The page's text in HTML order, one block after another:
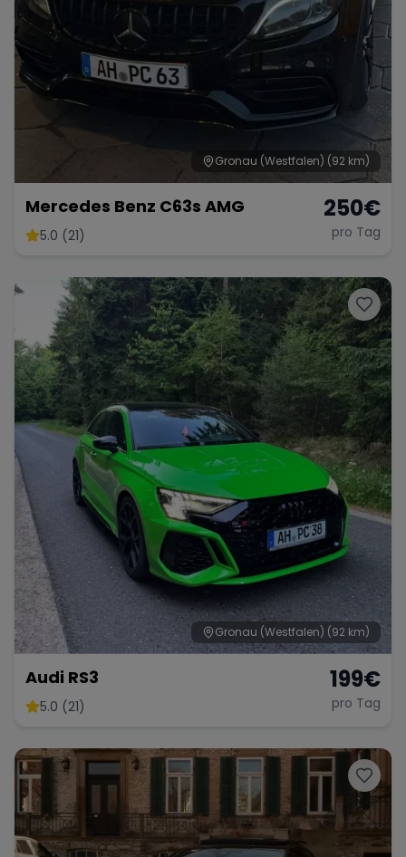
Gronau (Westfalen) (92 km)
Mercedes Benz C63s AMG
5.0 (21)
250€
pro Tag
Gronau (Westfalen) (92 km)
Audi RS3
5.0 (21)
199€
pro Tag